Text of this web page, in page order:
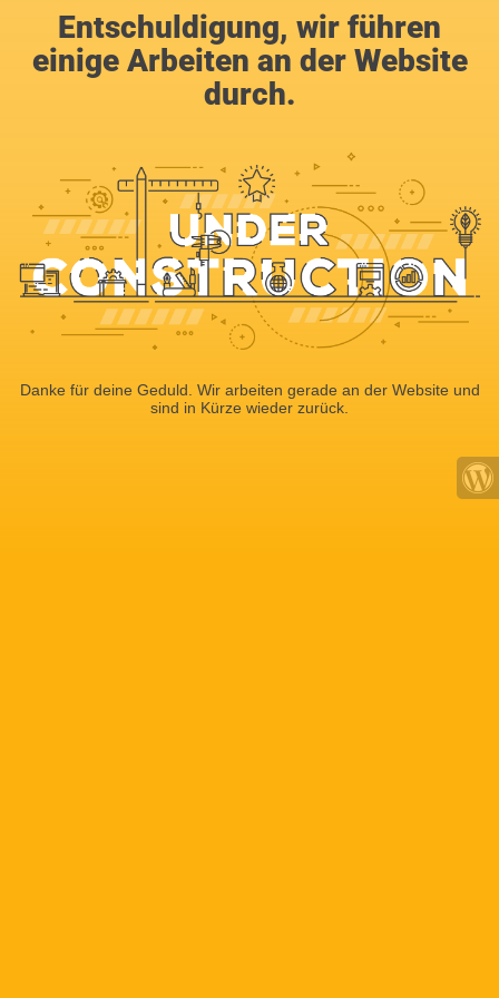
Entschuldigung, wir führen
einige Arbeiten an der Website
durch.
Danke für deine Geduld. Wir arbeiten gerade an der Website und
sind in Kürze wieder zurück.